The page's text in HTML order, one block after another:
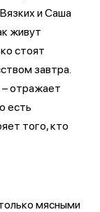
и Саша
живут
стоят
завтра.
– отражает
есть
того, кто
мясными